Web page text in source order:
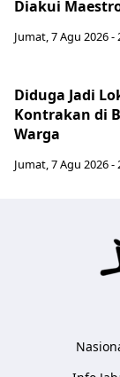
Diakui
Jumat, 7 Agu 2026 -
Diduga Jadi
Kontrakan di
Warga
Jumat, 7 Agu 2026 -